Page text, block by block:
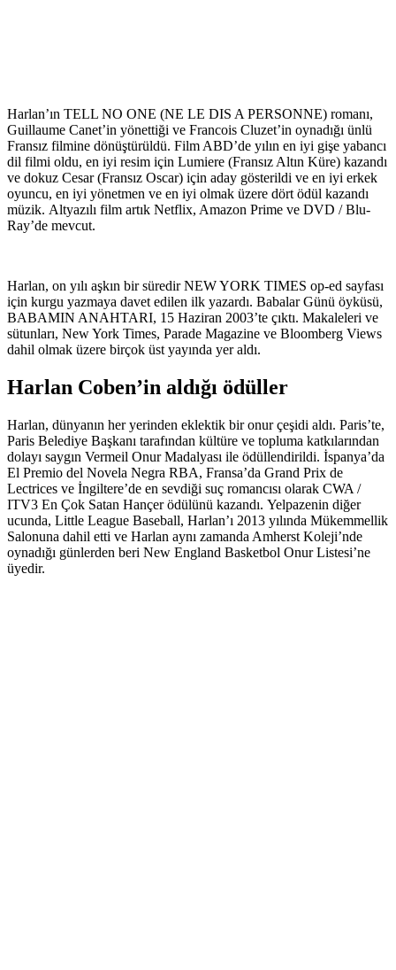
Harlan’ın TELL NO ONE (NE LE DIS A PERSONNE) romanı,
Guillaume Canet’in yönettiği ve Francois Cluzet’in oynadığı ünlü
Fransız filmine dönüştürüldü. Film ABD’de yılın en iyi gişe yabancı
dil filmi oldu, en iyi resim için Lumiere (Fransız Altın Küre) kazandı
ve dokuz Cesar (Fransız Oscar) için aday gösterildi ve en iyi erkek
oyuncu, en iyi yönetmen ve en iyi olmak üzere dört ödül kazandı
müzik. Altyazılı film artık Netflix, Amazon Prime ve DVD / Blu-
Ray’de mevcut.
Harlan, on yılı aşkın bir süredir NEW YORK TIMES op-ed sayfası
için kurgu yazmaya davet edilen ilk yazardı. Babalar Günü öyküsü,
BABAMIN ANAHTARI, 15 Haziran 2003’te çıktı. Makaleleri ve
sütunları, New York Times, Parade Magazine ve Bloomberg Views
dahil olmak üzere birçok üst yayında yer aldı.
Harlan Coben’in aldığı ödüller
Harlan, dünyanın her yerinden eklektik bir onur çeşidi aldı. Paris’te,
Paris Belediye Başkanı tarafından kültüre ve topluma katkılarından
dolayı saygın Vermeil Onur Madalyası ile ödüllendirildi. İspanya’da
El Premio del Novela Negra RBA, Fransa’da Grand Prix de
Lectrices ve İngiltere’de en sevdiği suç romancısı olarak CWA /
ITV3 En Çok Satan Hançer ödülünü kazandı. Yelpazenin diğer
ucunda, Little League Baseball, Harlan’ı 2013 yılında Mükemmellik
Salonuna dahil etti ve Harlan aynı zamanda Amherst Koleji’nde
oynadığı günlerden beri New England Basketbol Onur Listesi’ne
üyedir.